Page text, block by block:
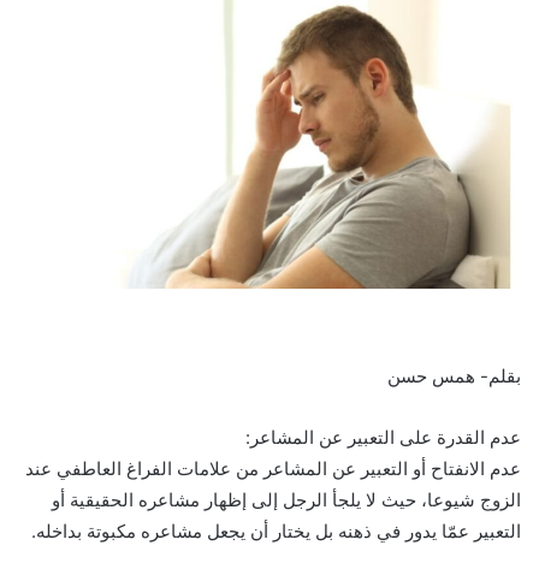
بقلم- همس حسن
عدم القدرة على التعبير عن المشاعر:
عدم الانفتاح أو التعبير عن المشاعر من علامات الفراغ العاطفي عند
الزوج شيوعا، حيث لا يلجأ الرجل إلى إظهار مشاعره الحقيقية أو
التعبير عمّا يدور في ذهنه بل يختار أن يجعل مشاعره مكبوتة بداخله.